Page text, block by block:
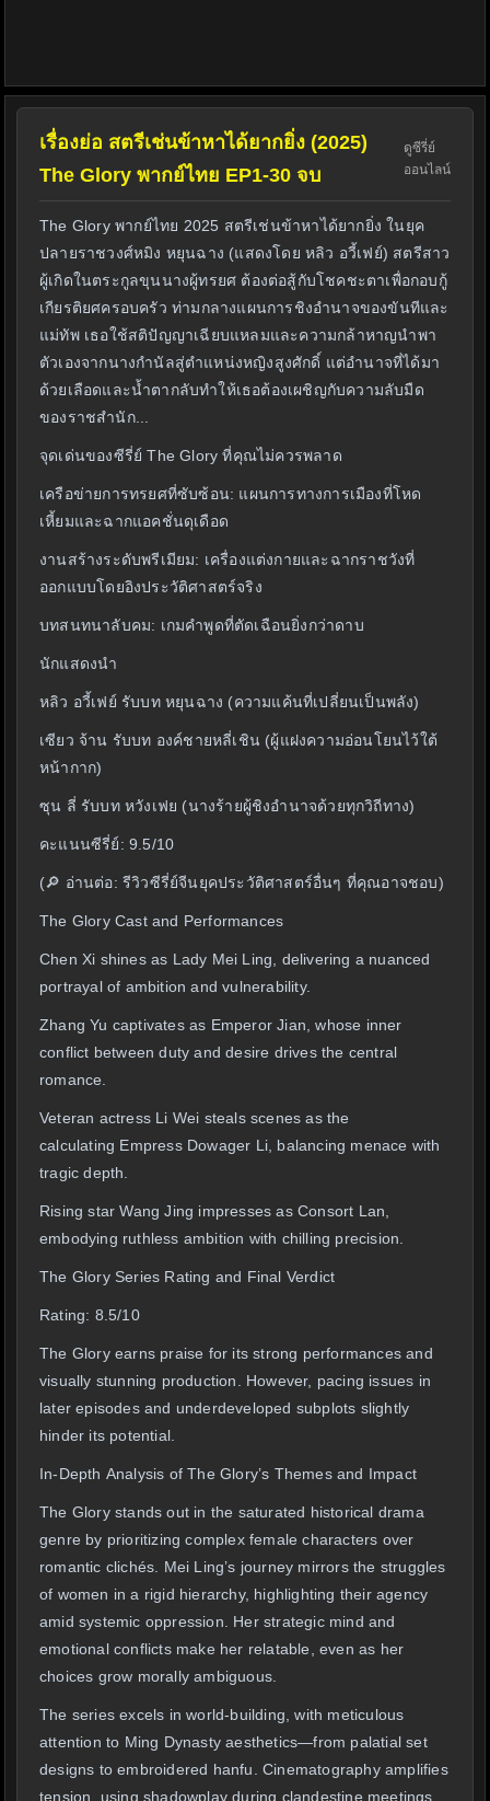
เรื่องย่อ สตรีเช่นข้าหาได้ยากยิ่ง (2025)
The Glory พากย์ไทย EP1-30 จบ
ดูซีรี่ย์
ออนไลน์
The Glory พากย์ไทย 2025 สตรีเช่นข้าหาได้ยากยิ่ง ในยุค
ปลายราชวงศ์หมิง หยุนฉาง (แสดงโดย หลิว อวี้เฟย์) สตรีสาว
ผู้เกิดในตระกูลขุนนางผู้ทรยศ ต้องต่อสู้กับโชคชะตาเพื่อกอบกู้
เกียรติยศครอบครัว ท่ามกลางแผนการชิงอำนาจของขันทีและ
แม่ทัพ เธอใช้สติปัญญาเฉียบแหลมและความกล้าหาญนำพา
ตัวเองจากนางกำนัลสู่ตำแหน่งหญิงสูงศักดิ์ แต่อำนาจที่ได้มา
ด้วยเลือดและน้ำตากลับทำให้เธอต้องเผชิญกับความลับมืด
ของราชสำนัก...
จุดเด่นของซีรี่ย์ The Glory ที่คุณไม่ควรพลาด
เครือข่ายการทรยศที่ซับซ้อน: แผนการทางการเมืองที่โหด
เหี้ยมและฉากแอคชั่นดุเดือด
งานสร้างระดับพรีเมียม: เครื่องแต่งกายและฉากราชวังที่
ออกแบบโดยอิงประวัติศาสตร์จริง
บทสนทนาลับคม: เกมคำพูดที่ตัดเฉือนยิ่งกว่าดาบ
นักแสดงนำ
หลิว อวี้เฟย์ รับบท หยุนฉาง (ความแค้นที่เปลี่ยนเป็นพลัง)
เซียว จ้าน รับบท องค์ชายหลี่เชิน (ผู้แฝงความอ่อนโยนไว้ใต้
หน้ากาก)
ซุน ลี่ รับบท หวังเฟย (นางร้ายผู้ชิงอำนาจด้วยทุกวิถีทาง)
คะแนนซีรี่ย์: 9.5/10
(🔎 อ่านต่อ: รีวิวซีรี่ย์จีนยุคประวัติศาสตร์อื่นๆ ที่คุณอาจชอบ)
The Glory Cast and Performances
Chen Xi shines as Lady Mei Ling, delivering a nuanced
portrayal of ambition and vulnerability.
Zhang Yu captivates as Emperor Jian, whose inner
conflict between duty and desire drives the central
romance.
Veteran actress Li Wei steals scenes as the
calculating Empress Dowager Li, balancing menace with
tragic depth.
Rising star Wang Jing impresses as Consort Lan,
embodying ruthless ambition with chilling precision.
The Glory Series Rating and Final Verdict
Rating: 8.5/10
The Glory earns praise for its strong performances and
visually stunning production. However, pacing issues in
later episodes and underdeveloped subplots slightly
hinder its potential.
In-Depth Analysis of The Glory’s Themes and Impact
The Glory stands out in the saturated historical drama
genre by prioritizing complex female characters over
romantic clichés. Mei Ling’s journey mirrors the struggles
of women in a rigid hierarchy, highlighting their agency
amid systemic oppression. Her strategic mind and
emotional conflicts make her relatable, even as her
choices grow morally ambiguous.
The series excels in world-building, with meticulous
attention to Ming Dynasty aesthetics—from palatial set
designs to embroidered hanfu. Cinematography amplifies
tension, using shadowplay during clandestine meetings